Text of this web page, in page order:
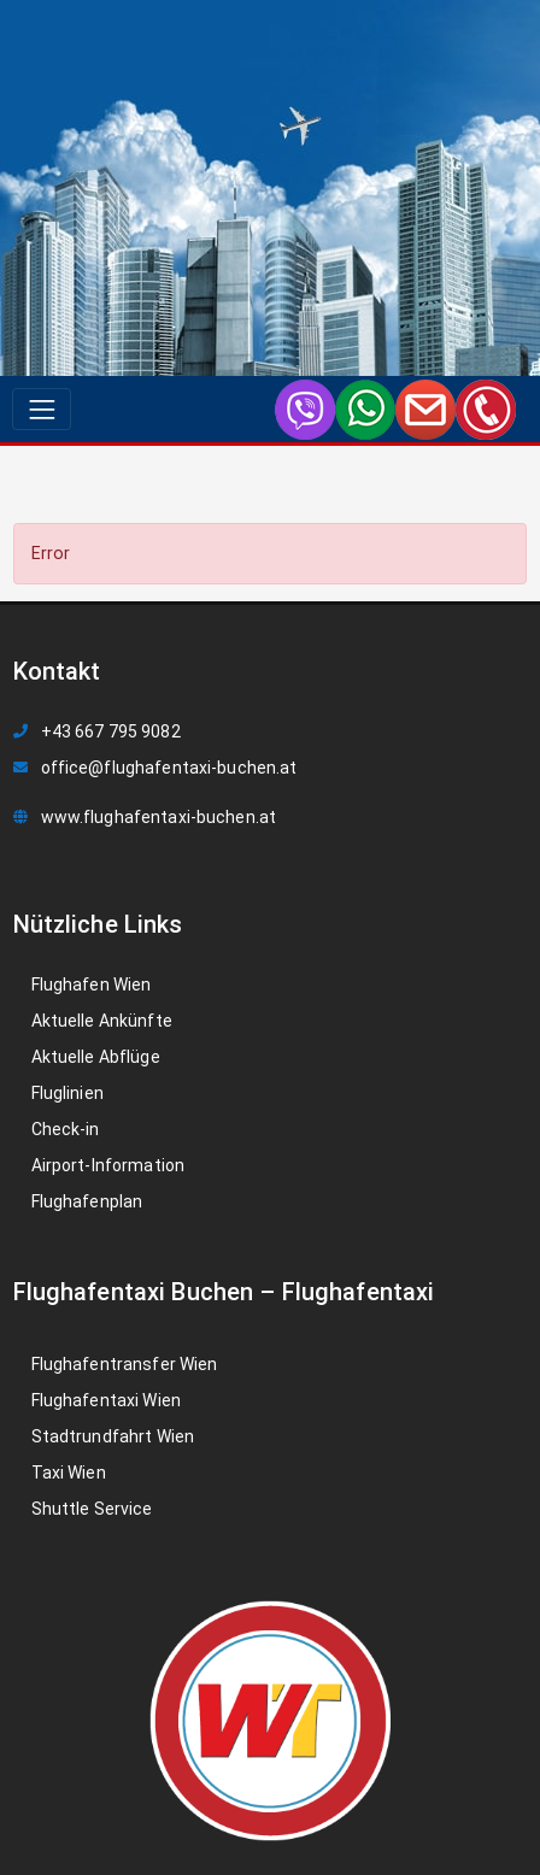
Error
Kontakt
+43 667 795 9082
office@flughafentaxi-buchen.at
www.flughafentaxi-buchen.at
Nützliche Links
Flughafen Wien
Aktuelle Ankünfte
Aktuelle Abflüge
Fluglinien
Check-in
Airport-Information
Flughafenplan
Flughafentaxi Buchen – Flughafentaxi
Flughafentransfer Wien
Flughafentaxi Wien
Stadtrundfahrt Wien
Taxi Wien
Shuttle Service